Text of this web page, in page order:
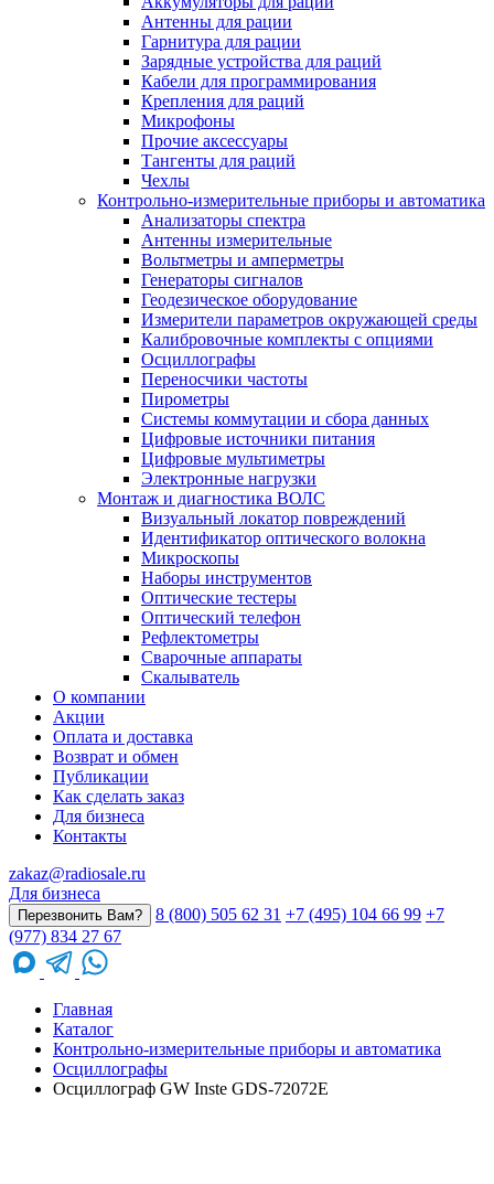
Антенны для рации
Гарнитура для рации
Зарядные устройства для раций
Кабели для программирования
Крепления для раций
Микрофоны
Прочие аксессуары
Тангенты для раций
Чехлы
Контрольно-измерительные приборы и автоматика
Анализаторы спектра
Антенны измерительные
Вольтметры и амперметры
Генераторы сигналов
Геодезическое оборудование
Измерители параметров окружающей среды
Калибровочные комплекты с опциями
Осциллографы
Переносчики частоты
Пирометры
Системы коммутации и сбора данных
Цифровые источники питания
Цифровые мультиметры
Электронные нагрузки
Монтаж и диагностика ВОЛС
Визуальный локатор повреждений
Идентификатор оптического волокна
Микроскопы
Наборы инструментов
Оптические тестеры
Оптический телефон
Рефлектометры
Сварочные аппараты
Скалыватель
О компании
Акции
Оплата и доставка
Возврат и обмен
Публикации
Как сделать заказ
Для бизнеса
Контакты
zakaz@radiosale.ru
Для бизнеса
Перезвонить Вам? 8 (800) 505 62 31 +7 (495) 104 66 99 +7
(977) 834 27 67
Главная
Каталог
Контрольно-измерительные приборы и автоматика
Осциллографы
Осциллограф GW Inste GDS-72072E